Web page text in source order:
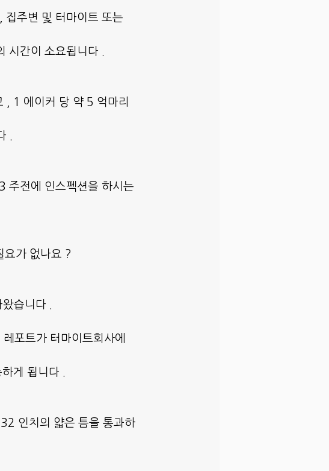
주변 및 터마이트 또는
시간이 소요됩니다 .
, 1 에이커 당 약 5 억마리
.
주전에 인스펙션을 하시는
요가 없나요 ?
습니다 .
포트가 터마이트회사에
게 됩니다 .
인치의 얇은 틈을 통과하